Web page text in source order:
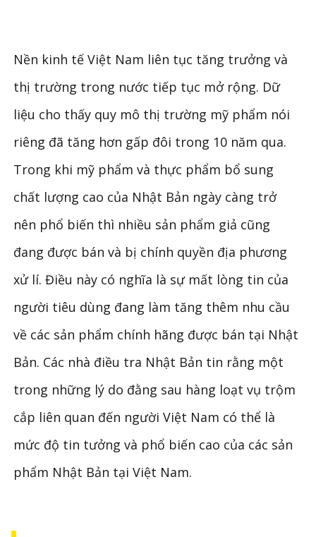
Nền kinh tế Việt Nam liên tục tăng trưởng và
thị trường trong nước tiếp tục mở rộng. Dữ
liệu cho thấy quy mô thị trường mỹ phẩm nói
riêng đã tăng hơn gấp đôi trong 10 năm qua.
Trong khi mỹ phẩm và thực phẩm bổ sung
chất lượng cao của Nhật Bản ngày càng trở
nên phổ biến thì nhiều sản phẩm giả cũng
đang được bán và bị chính quyền địa phương
xử lí. Điều này có nghĩa là sự mất lòng tin của
người tiêu dùng đang làm tăng thêm nhu cầu
về các sản phẩm chính hãng được bán tại Nhật
Bản. Các nhà điều tra Nhật Bản tin rằng một
trong những lý do đằng sau hàng loạt vụ trộm
cắp liên quan đến người Việt Nam có thể là
mức độ tin tưởng và phổ biến cao của các sản
phẩm Nhật Bản tại Việt Nam.